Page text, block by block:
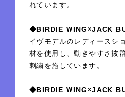
れています。
◆BIRDIE WING×JACK
イヴモデルのレディースシ
材を使用し、動きやすさ抜
刺繍を施しています。
◆BIRDIE WING×JACK